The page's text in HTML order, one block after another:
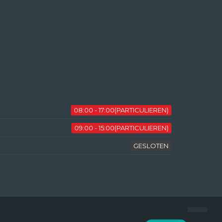
08:00 - 17:00(PARTICULIEREN)
09:00 - 15:00(PARTICULIEREN)
GESLOTEN